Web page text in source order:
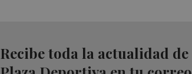
Recibe toda la actualidad de